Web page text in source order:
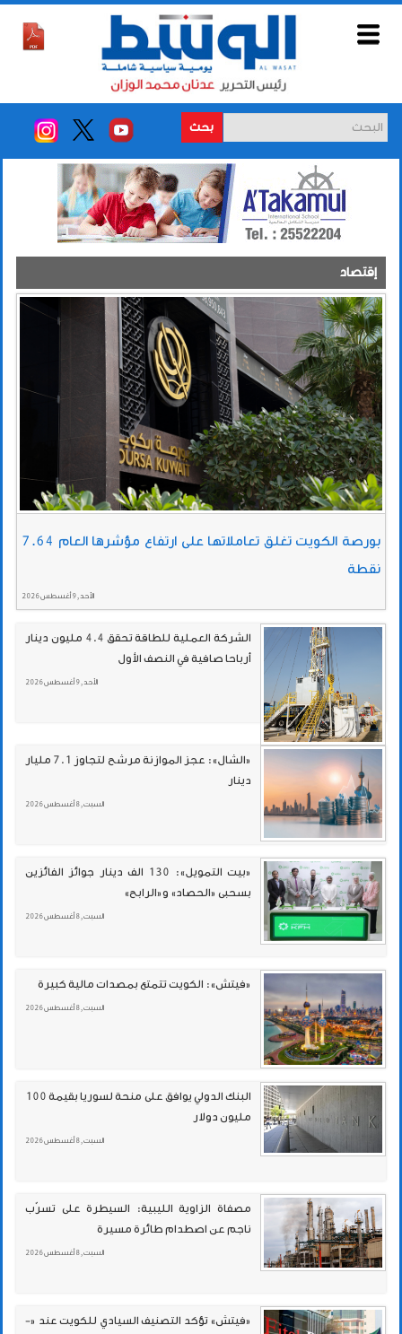
بحث
إقتصاد
بورصة الكويت تغلق تعاملاتها على ارتفاع مؤشرها العام 7.64
نقطة
الأحد , 9 أغسطس 2026
الشركة العملية للطاقة تحقق 4.4 مليون دينار
أرباحا صافية في النصف الأول
الأحد , 9 أغسطس 2026
«الشال»: عجز الموازنة مرشح لتجاوز 7.1 مليار
دينار
السبت , 8 أغسطس 2026
«بيت التمويل»: 130 الف دينار جوائز الفائزين
بسحبى «الحصاد» و«الرابح»
السبت , 8 أغسطس 2026
«فيتش»: الكويت تتمتع بمصدات مالية كبيرة
السبت , 8 أغسطس 2026
البنك الدولي يوافق على منحة لسوريا بقيمة 100
مليون دولار
السبت , 8 أغسطس 2026
مصفاة الزاوية الليبية: السيطرة على تسرّب
ناجم عن اصطدام طائرة مسيرة
السبت , 8 أغسطس 2026
«فيتش» تؤكد التصنيف السيادي للكويت عند «-